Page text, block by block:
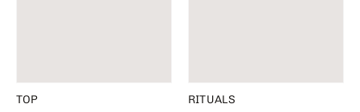
TOP
RITUALS